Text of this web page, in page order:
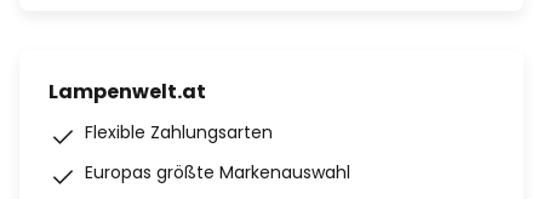
Lampenwelt.at
Flexible Zahlungsarten
Europas größte Markenauswahl